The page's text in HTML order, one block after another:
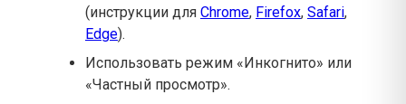
(инструкции для Chrome, Firefox, Safari,
Edge).
Использовать режим «Инкогнито» или
«Частный просмотр».